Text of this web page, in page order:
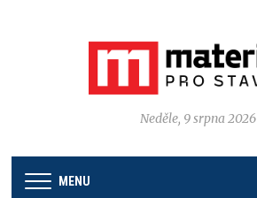
Neděle, 9 srpna 2026
MENU